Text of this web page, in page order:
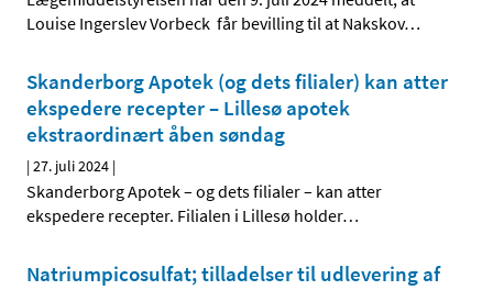
Louise Ingerslev Vorbeck får bevilling til at Nakskov…
Skanderborg Apotek (og dets filialer) kan atter
ekspedere recepter – Lillesø apotek
ekstraordinært åben søndag
|27. juli 2024 |
Skanderborg Apotek – og dets filialer – kan atter
ekspedere recepter. Filialen i Lillesø holder…
Natriumpicosulfat; tilladelser til udlevering af